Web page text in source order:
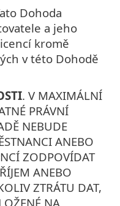
Dohoda
a jeho
kromě
v této Dohodě
. V MAXIMÁLNÍ
PRÁVNÍ
NEBUDE
ANEBO
ZODPOVÍDAT
ANEBO
ZTRÁTU DAT,
NA